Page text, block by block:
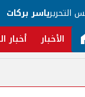
التحريرياسر بركات
الأخبار أخبار